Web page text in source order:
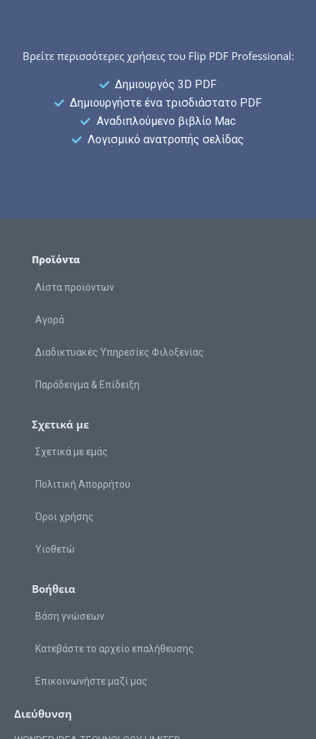
Βρείτε περισσότερες χρήσεις του Flip PDF Professional:
Δημιουργός 3D PDF
Δημιουργήστε ένα τρισδιάστατο PDF
Αναδιπλούμενο βιβλίο Mac
Λογισμικό ανατροπής σελίδας
Προϊόντα
Λίστα προϊόντων
Αγορά
Διαδικτυακές Υπηρεσίες Φιλοξενίας
Παράδειγμα & Επίδειξη
Σχετικά με
Σχετικά με εμάς
Πολιτική Απορρήτου
Όροι χρήσης
Υιοθετώ
Βοήθεια
Βάση γνώσεων
Κατεβάστε το αρχείο επαλήθευσης
Επικοινωνήστε μαζί μας
Διεύθυνση